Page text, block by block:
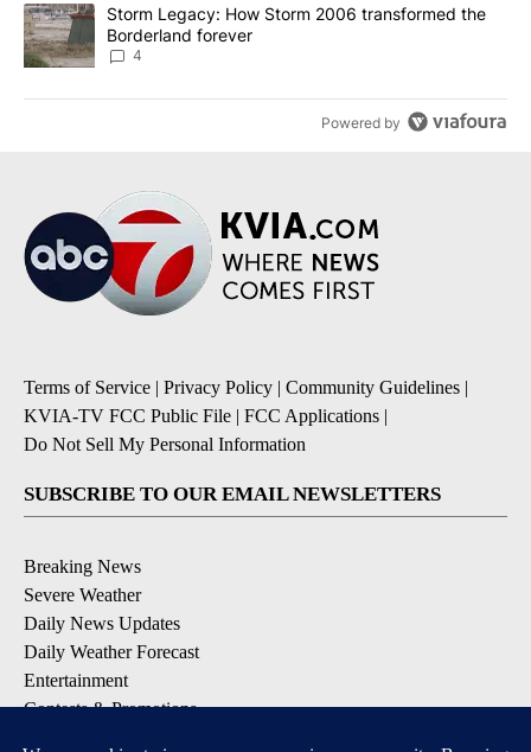
A trending article titled "Storm Legacy: How Storm 2006
Storm Legacy: How Storm 2006 transformed the
Borderland forever
4
Powered by
Terms of Service | Privacy Policy | Community Guidelines |
KVIA-TV FCC Public File | FCC Applications |
Do Not Sell My Personal Information
SUBSCRIBE TO OUR EMAIL NEWSLETTERS
Breaking News
Severe Weather
Daily News Updates
Daily Weather Forecast
Entertainment
Contests & Promotions